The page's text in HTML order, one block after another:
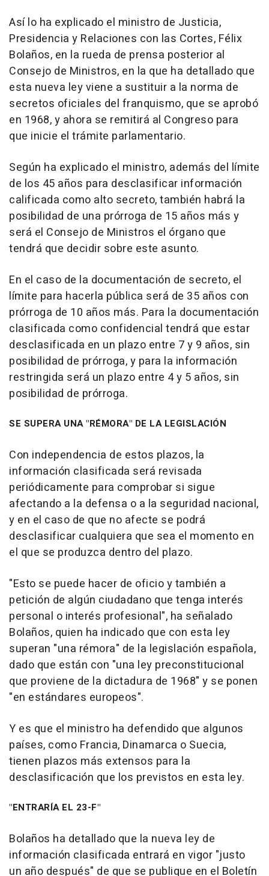
Así lo ha explicado el ministro de Justicia,
Presidencia y Relaciones con las Cortes, Félix
Bolaños, en la rueda de prensa posterior al
Consejo de Ministros, en la que ha detallado que
esta nueva ley viene a sustituir a la norma de
secretos oficiales del franquismo, que se aprobó
en 1968, y ahora se remitirá al Congreso para
que inicie el trámite parlamentario.
Según ha explicado el ministro, además del límite
de los 45 años para desclasificar información
calificada como alto secreto, también habrá la
posibilidad de una prórroga de 15 años más y
será el Consejo de Ministros el órgano que
tendrá que decidir sobre este asunto.
En el caso de la documentación de secreto, el
límite para hacerla pública será de 35 años con
prórroga de 10 años más. Para la documentación
clasificada como confidencial tendrá que estar
desclasificada en un plazo entre 7 y 9 años, sin
posibilidad de prórroga, y para la información
restringida será un plazo entre 4 y 5 años, sin
posibilidad de prórroga.
SE SUPERA UNA "RÉMORA" DE LA LEGISLACIÓN
Con independencia de estos plazos, la
información clasificada será revisada
periódicamente para comprobar si sigue
afectando a la defensa o a la seguridad nacional,
y en el caso de que no afecte se podrá
desclasificar cualquiera que sea el momento en
el que se produzca dentro del plazo.
"Esto se puede hacer de oficio y también a
petición de algún ciudadano que tenga interés
personal o interés profesional", ha señalado
Bolaños, quien ha indicado que con esta ley
superan "una rémora" de la legislación española,
dado que están con "una ley preconstitucional
que proviene de la dictadura de 1968" y se ponen
"en estándares europeos".
Y es que el ministro ha defendido que algunos
países, como Francia, Dinamarca o Suecia,
tienen plazos más extensos para la
desclasificación que los previstos en esta ley.
"ENTRARÍA EL 23-F"
Bolaños ha detallado que la nueva ley de
información clasificada entrará en vigor "justo
un año después" de que se publique en el Boletín